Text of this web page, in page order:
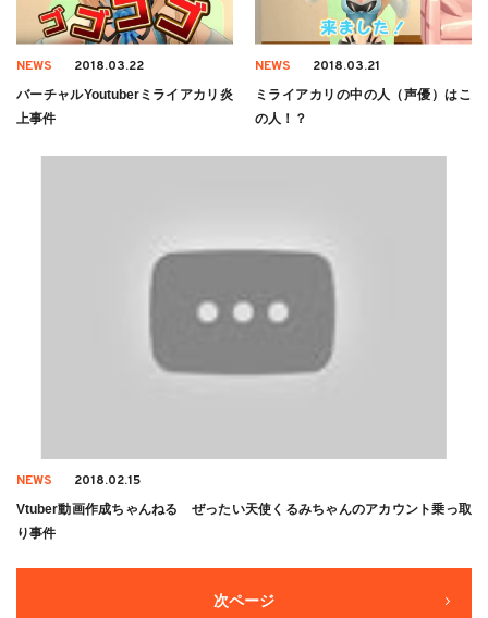
NEWS 2018.03.22
バーチャルYoutuberミライアカリ炎
上事件
NEWS 2018.03.21
ミライアカリの中の人（声優）はこ
の人！？
NEWS 2018.02.15
Vtuber動画作成ちゃんねる ぜったい天使くるみちゃんのアカウント乗っ取
り事件
次ページ